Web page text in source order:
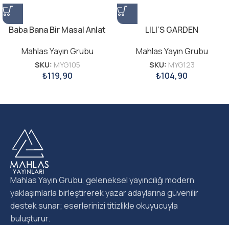
Baba Bana Bir Masal Anlat
Mahlas Yayın Grubu
SKU: MYG105
₺119,90
LILI’S GARDEN
Mahlas Yayın Grubu
SKU: MYG123
₺104,90
Mahlas Yayın Grubu, geleneksel yayıncılığı modern
yaklaşımlarla birleştirerek yazar adaylarına güvenilir
destek sunar; eserlerinizi titizlikle okuyucuyla
buluşturur.